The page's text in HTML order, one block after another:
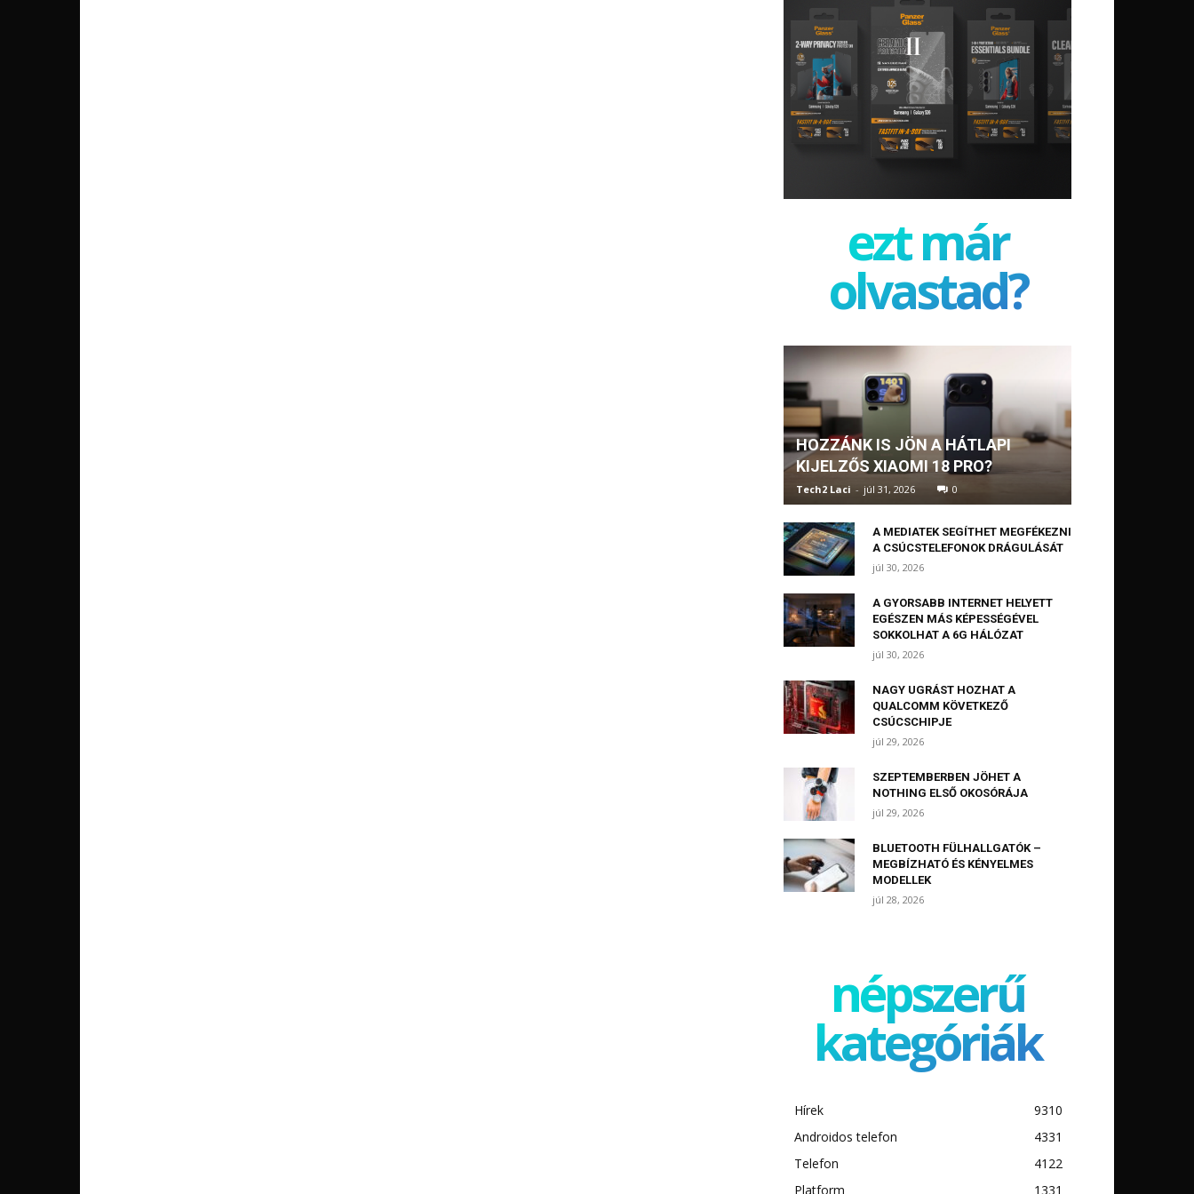
ezt már
olvastad?
HOZZÁNK IS JÖN A HÁTLAPI
KIJELZŐS XIAOMI 18 PRO?
Tech2 Laci - júl 31, 2026 0
A MEDIATEK SEGÍTHET MEGFÉKEZNI
A CSÚCSTELEFONOK DRÁGULÁSÁT
júl 30, 2026
A GYORSABB INTERNET HELYETT
EGÉSZEN MÁS KÉPESSÉGÉVEL
SOKKOLHAT A 6G HÁLÓZAT
júl 30, 2026
NAGY UGRÁST HOZHAT A
QUALCOMM KÖVETKEZŐ
CSÚCSCHIPJE
júl 29, 2026
SZEPTEMBERBEN JÖHET A
NOTHING ELSŐ OKOSÓRÁJA
júl 29, 2026
BLUETOOTH FÜLHALLGATÓK –
MEGBÍZHATÓ ÉS KÉNYELMES
MODELLEK
júl 28, 2026
népszerű
kategóriák
Hírek
9310
Androidos telefon
4331
Telefon
4122
Platform
1331